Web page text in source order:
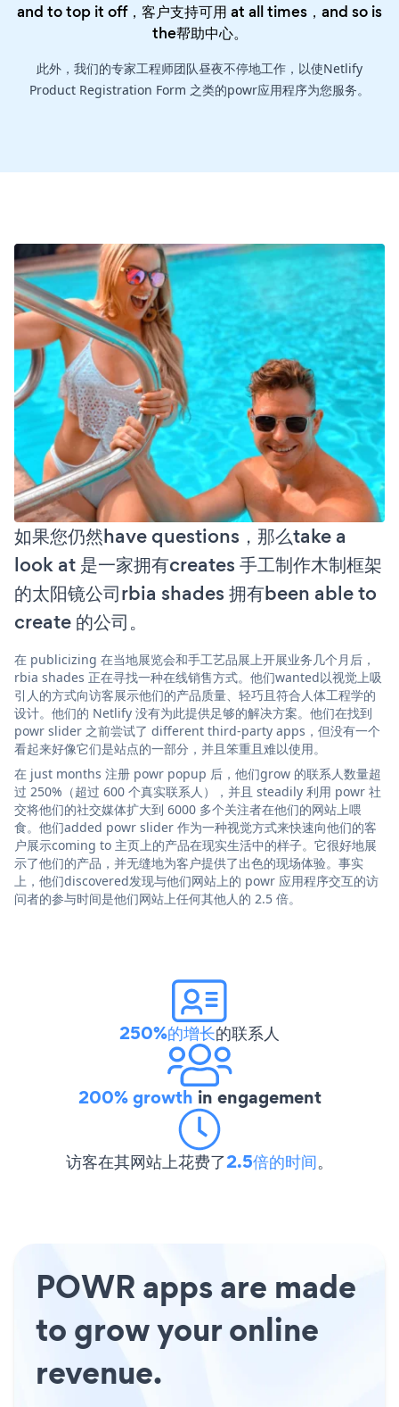
and to top it off，客户支持可用 at all times，and so is
the帮助中心。
此外，我们的专家工程师团队昼夜不停地工作，以使Netlify
Product Registration Form 之类的powr应用程序为您服务。
如果您仍然have questions，那么take a
look at 是一家拥有creates 手工制作木制框架
的太阳镜公司rbia shades 拥有been able to
create 的公司。
在 publicizing 在当地展览会和手工艺品展上开展业务几个月后，
rbia shades 正在寻找一种在线销售方式。他们wanted以视觉上吸
引人的方式向访客展示他们的产品质量、轻巧且符合人体工程学的
设计。他们的 Netlify 没有为此提供足够的解决方案。他们在找到
powr slider 之前尝试了 different third-party apps，但没有一个
看起来好像它们是站点的一部分，并且笨重且难以使用。
在 just months 注册 powr popup 后，他们grow 的联系人数量超
过 250%（超过 600 个真实联系人），并且 steadily 利用 powr 社
交将他们的社交媒体扩大到 6000 多个关注者在他们的网站上喂
食。他们added powr slider 作为一种视觉方式来快速向他们的客
户展示coming to 主页上的产品在现实生活中的样子。它很好地展
示了他们的产品，并无缝地为客户提供了出色的现场体验。事实
上，他们discovered发现与他们网站上的 powr 应用程序交互的访
问者的参与时间是他们网站上任何其他人的 2.5 倍。
250%的增长的联系人
200% growth in engagement
访客在其网站上花费了2.5倍的时间。
POWR apps are made
to grow your online
revenue.